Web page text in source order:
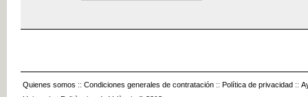
Quienes somos :: Condiciones generales de contratación :: Política de privacidad ::